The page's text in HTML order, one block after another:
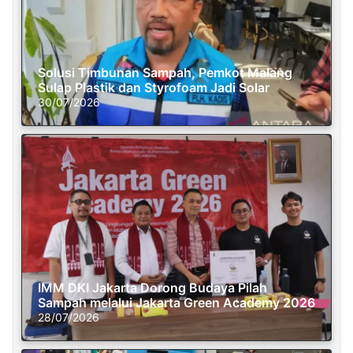
Solusi Timbunan Sampah, Pemkot Malang
Sulap Plastik dan Styrofoam Jadi Solar
30/07/2026
IMM DKI Jakarta Dorong Budaya Pilah
Sampah melalui Jakarta Green Academy 2026
28/07/2026